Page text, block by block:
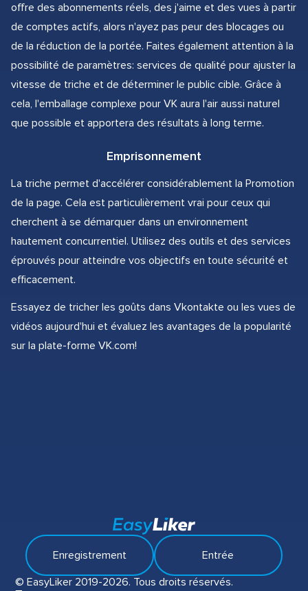
offre des abonnements réels, des j'aime et des vues à partir
de comptes actifs, alors n'ayez pas peur des blocages ou
de la réduction de la portée. Faites également attention à la
possibilité de paramètres: services de qualité pour ajuster la
vitesse de triche et de déterminer le public cible. Grâce à
cela, l'emballage complexe pour VK aura l'air aussi naturel
que possible et apportera des résultats à long terme.
Emprisonnement
La triche permet d'accélérer considérablement la Promotion
de la page. Cela est particulièrement vrai pour ceux qui
cherchent à se démarquer dans un environnement
hautement concurrentiel. Utilisez des outils et des services
éprouvés pour atteindre vos objectifs en toute sécurité et
efficacement.
Essayez de tricher les goûts dans Vkontakte ou les vues de
vidéos aujourd'hui et évaluez les avantages de la popularité
sur la plate-forme VK.com!
Enregistrement
Entrée
© EasyLiker 2019-2026. Tous droits réservés.